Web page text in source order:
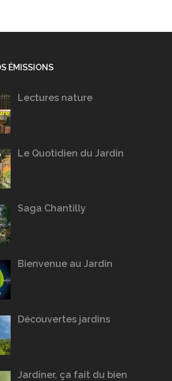
ÉMISSIONS
Lectures nature
Le Quotidien du Jardin
Saga Chantilly
Bienvenue au Jardin
Découvertes jardins
Jardiner, ça fait du bien